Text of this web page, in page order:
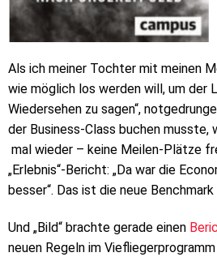
Als ich meiner Tochter mit meinen
wie möglich los werden will, um der
Wiedersehen zu sagen“,
der Business-Class buchen musste,
mal wieder – keine Meilen-Plätze
„Erlebnis“-Bericht: „Da war die
besser“. Das ist die neue
Und „Bild“ brachte gerade einen
neuen Regeln im